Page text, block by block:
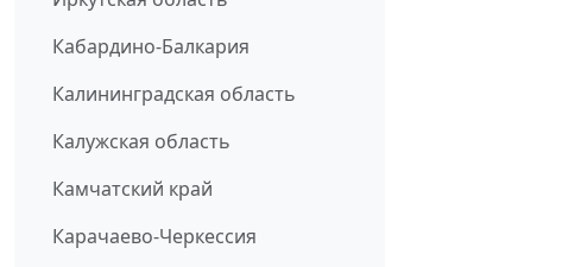
Кабардино-Балкария
Калининградская область
Калужская область
Камчатский край
Карачаево-Черкессия